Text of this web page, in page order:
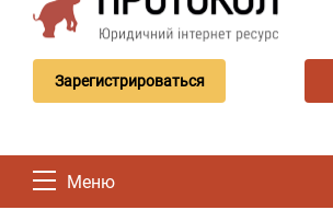
Зарегистрироваться
Меню